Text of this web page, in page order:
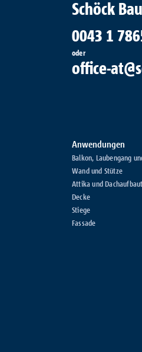
Schöck
0043 1
oder
office-
Anwendungen
Balkon, Laubengang
Wand und Stütze
Attika und
Decke
Stiege
Fassade